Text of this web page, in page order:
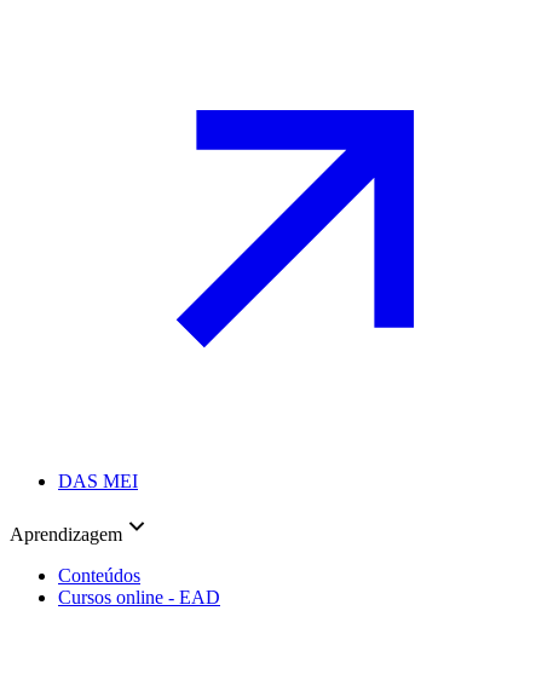
DAS MEI
Aprendizagem
Conteúdos
Cursos online - EAD